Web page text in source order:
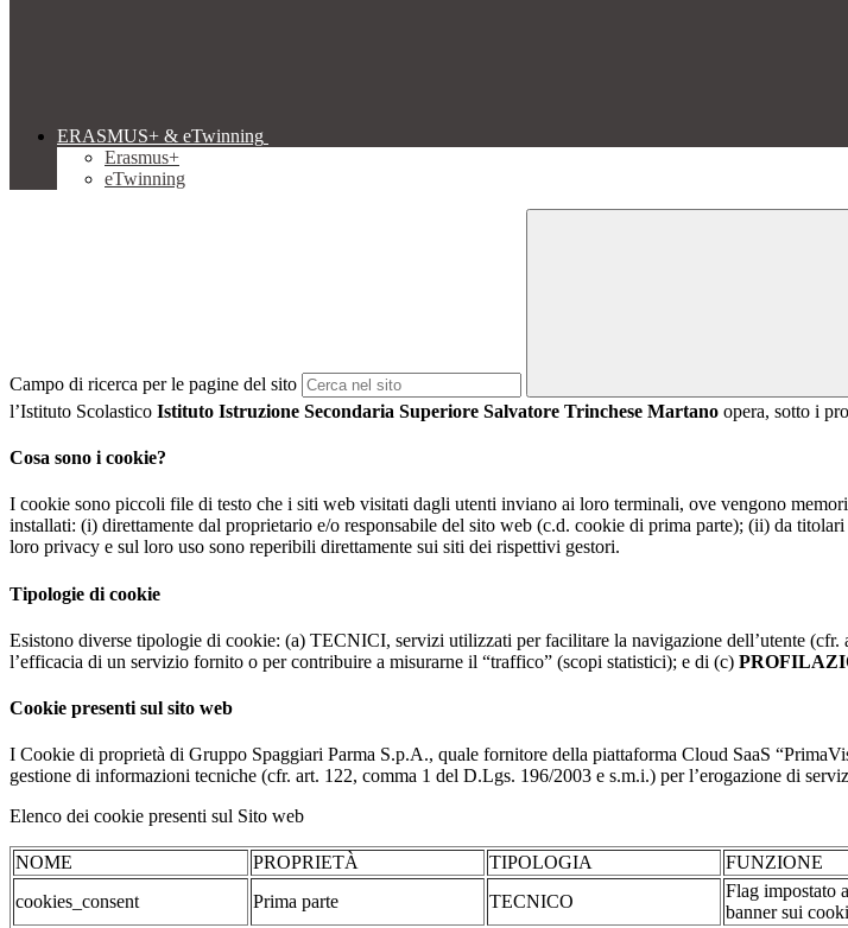
ERASMUS+ & eTwinning
Erasmus+
eTwinning
Campo di ricerca per le pagine del sito
l’Istituto Scolastico Istituto Istruzione Secondaria Superiore Salvatore Trinchese Martano opera, sotto i
Cosa sono i cookie?
I cookie sono piccoli file di testo che i siti web visitati dagli utenti inviano ai loro terminali, ove vengono
installati: (i) direttamente dal proprietario e/o responsabile del sito web (c.d. cookie di prima parte); (ii) da
loro privacy e sul loro uso sono reperibili direttamente sui siti dei rispettivi gestori.
Tipologie di cookie
Esistono diverse tipologie di cookie: (a) TECNICI, servizi utilizzati per facilitare la navigazione dell’utente
l’efficacia di un servizio fornito o per contribuire a misurarne il “traffico” (scopi statistici); e di (c)
Cookie presenti sul sito web
I Cookie di proprietà di Gruppo Spaggiari Parma S.p.A., quale fornitore della piattaforma Cloud SaaS
gestione di informazioni tecniche (cfr. art. 122, comma 1 del D.Lgs. 196/2003 e s.m.i.) per l’erogazione di
Elenco dei cookie presenti sul Sito web
NOME PROPRIETÀ TIPOLOGIA FUNZIONE
cookies_consent
Prima parte TECNICO
Flag impostato
banner sui